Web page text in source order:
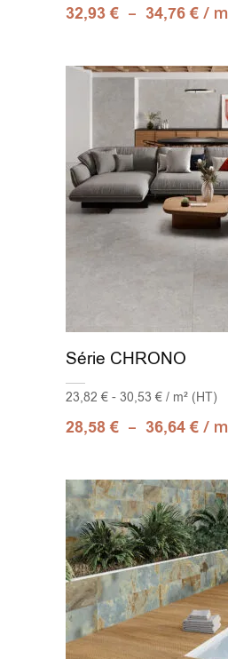
32,93€ – 34,76€ / m
Série CHRONO
23,82 € - 30,53 € / m² (HT)
28,58€ – 36,64€ / m